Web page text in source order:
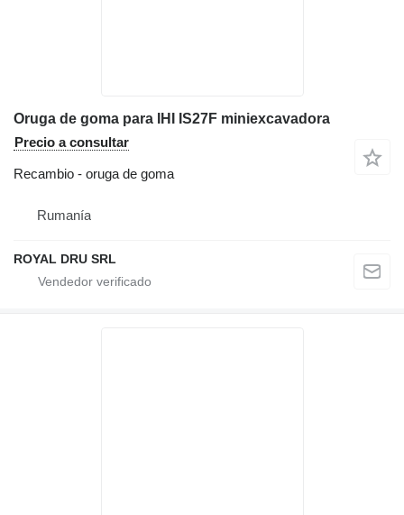
Oruga de goma para IHI IS27F miniexcavadora
Precio a consultar
Recambio - oruga de goma
Rumanía
ROYAL DRU SRL